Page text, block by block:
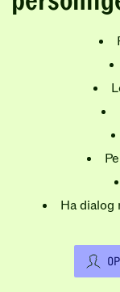
Ha dialog